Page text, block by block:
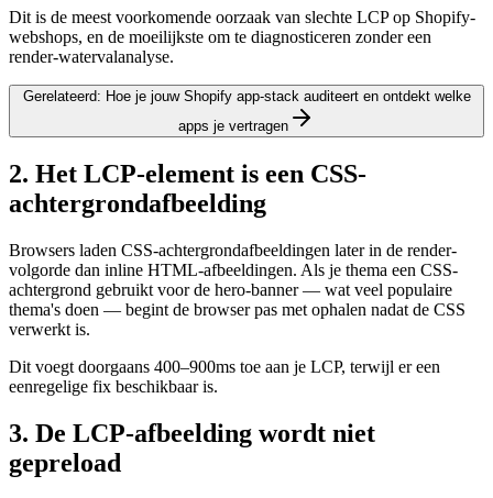
Dit is de meest voorkomende oorzaak van slechte LCP op Shopify-
webshops, en de moeilijkste om te diagnosticeren zonder een
render-watervalanalyse.
Gerelateerd: Hoe je jouw Shopify app-stack auditeert en ontdekt welke
apps je vertragen
2. Het LCP-element is een CSS-
achtergrondafbeelding
Browsers laden CSS-achtergrondafbeeldingen later in de render-
volgorde dan inline HTML-afbeeldingen. Als je thema een CSS-
achtergrond gebruikt voor de hero-banner — wat veel populaire
thema's doen — begint de browser pas met ophalen nadat de CSS
verwerkt is.
Dit voegt doorgaans 400–900ms toe aan je LCP, terwijl er een
eenregelige fix beschikbaar is.
3. De LCP-afbeelding wordt niet
gepreload